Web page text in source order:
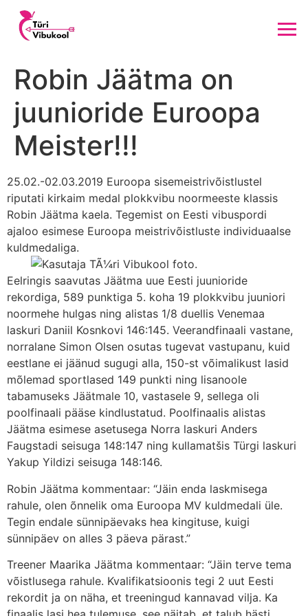
Robin Jäätma on
juunioride Euroopa
Meister!!!
25.02.-02.03.2019 Euroopa sisemeistrivõistlustel
riputati kirkaim medal plokkvibu noormeeste klassis
Robin Jäätma kaela. Tegemist on Eesti vibuspordi
ajaloo esimese Euroopa meistrivõistluste individuaalse
kuldmedaliga.
Eelringis saavutas Jäätma uue Eesti juunioride
rekordiga, 589 punktiga 5. koha 19 plokkvibu juuniori
noormehe hulgas ning alistas 1/8 duellis Venemaa
laskuri Daniil Kosnkovi 146:145. Veerandfinaali vastane,
norralane Simon Olsen osutas tugevat vastupanu, kuid
eestlane ei jäänud sugugi alla, 150-st võimalikust lasid
mõlemad sportlased 149 punkti ning lisanoole
tabamuseks Jäätmale 10, vastasele 9, sellega oli
poolfinaali pääse kindlustatud. Poolfinaalis alistas
Jäätma esimese asetusega Norra laskuri Anders
Faugstadi seisuga 148:147 ning kullamatšis Türgi laskuri
Yakup Yildizi seisuga 148:146.
Robin Jäätma kommentaar: “Jäin enda laskmisega
rahule, olen õnnelik oma Euroopa MV kuldmedali üle.
Tegin endale sünnipäevaks hea kingituse, kuigi
sünnipäev on alles 3 päeva pärast.”
Treener Maarika Jäätma kommentaar: “Jäin terve tema
võistlusega rahule. Kvalifikatsioonis tegi 2 uut Eesti
rekordit ja on näha, et treeningud kannavad vilja. Ka